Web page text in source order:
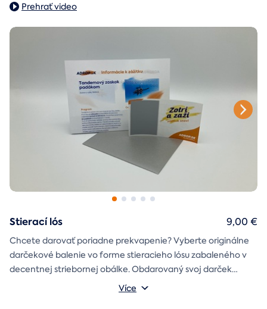
Prehrať video
Stierací lós
Chcete darovať poriadne prekvapenie? Vyberte originálne
darčekové balenie vo forme stieracieho lósu zabaleného v
decentnej striebornej obálke. Obdarovaný svoj darček
objaví až po chvíľke napätia počas stierania. Jedno je isté, u
Více
9,00 €